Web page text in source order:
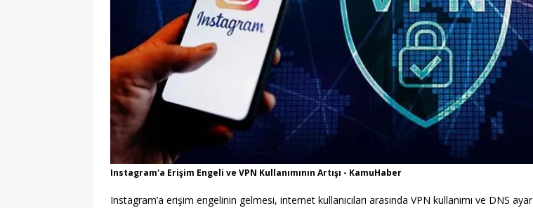
Instagram'a Erişim Engeli ve VPN Kullanımının Artışı - KamuHaber
Instagram’a erişim engelinin gelmesi, internet kullanıcıları arasında VPN kullanımı ve DNS ayar